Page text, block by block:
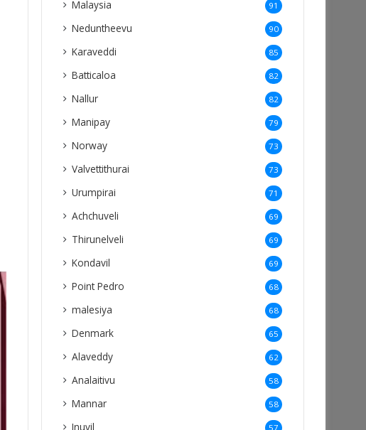
Malaysia 91
Neduntheevu 90
Karaveddi 85
Batticaloa 82
Nallur 82
Manipay 79
Norway 73
Valvettithurai 73
Urumpirai 71
Achchuveli 69
Thirunelveli 69
Kondavil 69
Point Pedro 68
malesiya 68
Denmark 65
Alaveddy 62
Analaitivu 58
Mannar 58
Inuvil 57